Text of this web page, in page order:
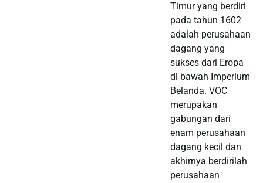
Timur yang berdiri
pada tahun 1602
adalah perusahaan
dagang yang
sukses dari Eropa
di bawah Imperium
Belanda. VOC
merupakan
gabungan dari
enam perusahaan
dagang kecil dan
akhirnya berdirilah
perusahaan